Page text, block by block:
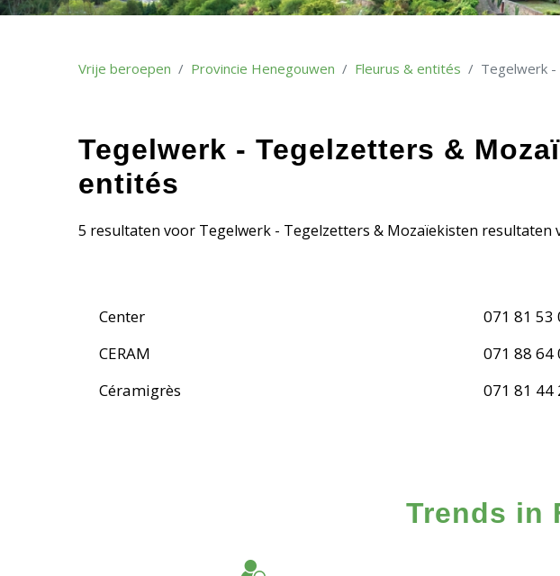
Vrije beroepen Provincie Henegouwen Fleurus & entités Tegelwerk
Tegelwerk - Tegelzetters &
entités
5 resultaten voor Tegelwerk - Tegelzetters & Mozaïekisten resultaten
Center
071 81 53
CERAM
071 88 64
Céramigrès
071 81 44
Trends in